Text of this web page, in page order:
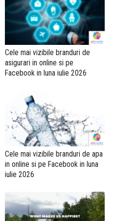
Cele mai vizibile branduri de
asigurari in online si pe
Facebook in luna iulie 2026
Cele mai vizibile branduri de apa
in online si pe Facebook in luna
iulie 2026